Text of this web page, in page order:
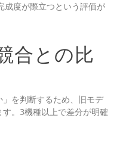
成度が際立つという評価が
合との比
」を判断するため、旧モデ
。3機種以上で差分が明確